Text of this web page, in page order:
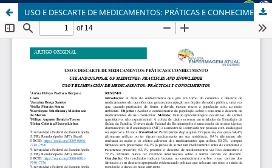
USO E DESCARTE DE MEDICAMENTOS: PRÁTICAS E CONHECIMENTO